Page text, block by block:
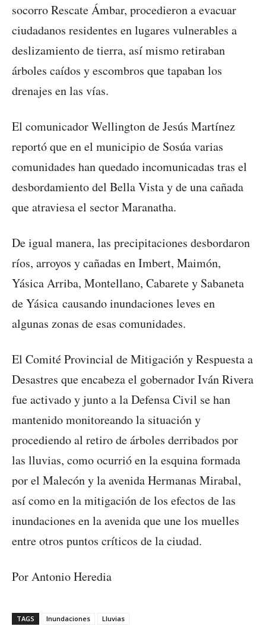
socorro Rescate Ámbar, procedieron a evacuar
ciudadanos residentes en lugares vulnerables a
deslizamiento de tierra, así mismo retiraban
árboles caídos y escombros que tapaban los
drenajes en las vías.
El comunicador Wellington de Jesús Martínez
reportó que en el municipio de Sosúa varias
comunidades han quedado incomunicadas tras el
desbordamiento del Bella Vista y de una cañada
que atraviesa el sector Maranatha.
De igual manera, las precipitaciones desbordaron
ríos, arroyos y cañadas en Imbert, Maimón,
Yásica Arriba, Montellano, Cabarete y Sabaneta
de Yásica causando inundaciones leves en
algunas zonas de esas comunidades.
El Comité Provincial de Mitigación y Respuesta a
Desastres que encabeza el gobernador Iván Rivera
fue activado y junto a la Defensa Civil se han
mantenido monitoreando la situación y
procediendo al retiro de árboles derribados por
las lluvias, como ocurrió en la esquina formada
por el Malecón y la avenida Hermanas Mirabal,
así como en la mitigación de los efectos de las
inundaciones en la avenida que une los muelles
entre otros puntos críticos de la ciudad.
Por Antonio Heredia
TAGS Inundaciones Lluvias